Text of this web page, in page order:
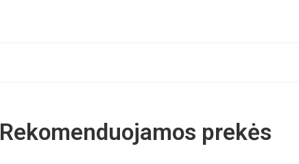
Rekomenduojamos prekės